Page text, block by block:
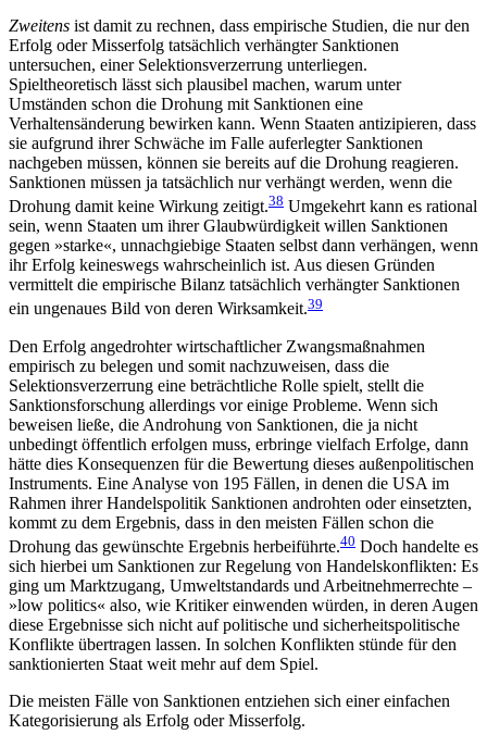
Zweitens ist damit zu rechnen, dass empirische Stu­dien, die nur den
Erfolg oder Misserfolg tatsächlich verhängter Sanktionen
untersuchen, einer Selektions­verzerrung unterliegen.
Spieltheoretisch lässt sich plausibel machen, warum unter
Umständen schon die Drohung mit Sanktionen eine
Verhaltensänderung bewirken kann. Wenn Staaten antizipieren, dass
sie aufgrund ihrer Schwäche im Falle auferlegter Sank­tionen
nachgeben müssen, können sie bereits auf die Drohung reagieren.
Sanktionen müssen ja tatsächlich nur verhängt werden, wenn die
Drohung damit keine Wirkung zeitigt.38 Umgekehrt kann es rational
sein, wenn Staaten um ihrer Glaubwürdigkeit willen Sank­tionen
gegen »starke«, unnachgiebige Staaten selbst dann verhängen, wenn
ihr Erfolg keineswegs wahr­scheinlich ist. Aus diesen Gründen
vermittelt die empirische Bilanz tatsächlich verhängter Sanktionen
ein ungenaues Bild von deren Wirksamkeit.39
Den Erfolg angedrohter wirtschaftlicher Zwangsmaßnahmen
empirisch zu belegen und somit nach­zuweisen, dass die
Selektionsverzerrung eine be­trächt­liche Rolle spielt, stellt die
Sanktionsforschung allerdings vor einige Probleme. Wenn sich
beweisen ließe, die Androhung von Sanktionen, die ja nicht
unbedingt öffentlich erfolgen muss, erbringe vielfach Erfolge, dann
hätte dies Konsequenzen für die Be­wertung dieses außenpolitischen
Instruments. Eine Analyse von 195 Fällen, in denen die USA im
Rahmen ihrer Handelspolitik Sanktionen androhten oder ein­setzten,
kommt zu dem Ergebnis, dass in den meisten Fällen schon die
Drohung das gewünschte Ergebnis herbeiführte.40 Doch handelte es
sich hierbei um Sanktionen zur Regelung von Handelskonflikten: Es
ging um Marktzugang, Umweltstandards und Arbeit­nehmerrechte –
»low politics« also, wie Kriti­ker einwenden würden, in deren Augen
diese Ergebnisse sich nicht auf politische und sicherheitspolitische
Konflikte übertragen lassen. In solchen Konflikten stünde für den
sanktionierten Staat weit mehr auf dem Spiel.
Die meisten Fälle von Sanktionen ent­ziehen sich einer einfachen
Katego­risierung als Erfolg oder Misserfolg.